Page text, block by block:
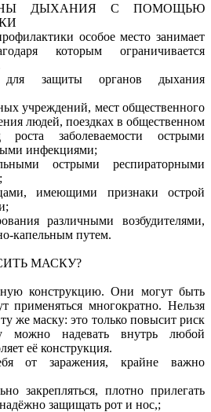
ДЫХАНИЯ С ПОМОЩЬЮ
особое место занимает
которым ограничивается
защиты органов дыхания
учреждений, мест общественного
людей, поездках в общественном
заболеваемости острыми
инфекциями;
острыми респираторными
имеющими признаки острой
различными возбудителями,
капельным путем.
МАСКУ?
конструкцию. Они могут быть
применяться многократно. Нельзя
же маску: это только повысит риск
можно надевать внутрь любой
её конструкция.
от заражения, крайне важно
закрепляться, плотно прилегать
защищать рот и нос,;